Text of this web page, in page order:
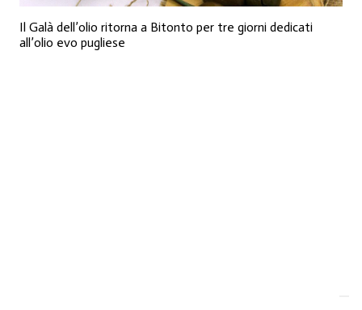
Il Galà dell’olio ritorna a Bitonto per tre giorni dedicati
all’olio evo pugliese